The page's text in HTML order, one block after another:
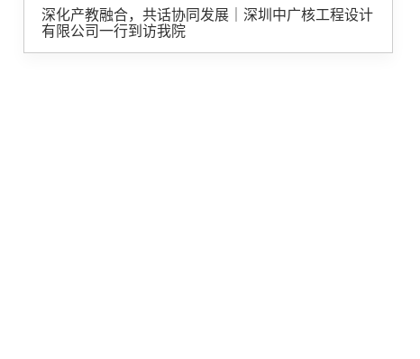
深化产教融合，共话协同发展｜深圳中广核工程设计
有限公司一行到访我院